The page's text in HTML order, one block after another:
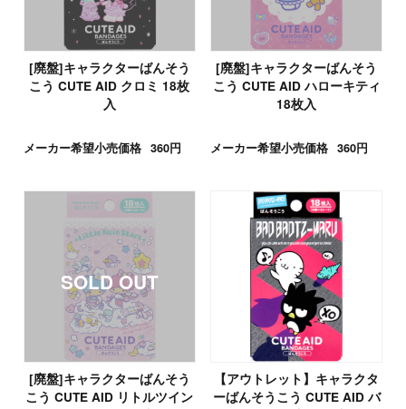
[廃盤]キャラクターばんそう
こう CUTE AID クロミ 18枚
入
メーカー希望小売価格 360円
[廃盤]キャラクターばんそう
こう CUTE AID ハローキティ
18枚入
メーカー希望小売価格 360円
[廃盤]キャラクターばんそう
こう CUTE AID リトルツイン
【アウトレット】キャラクタ
ーばんそうこう CUTE AID バ